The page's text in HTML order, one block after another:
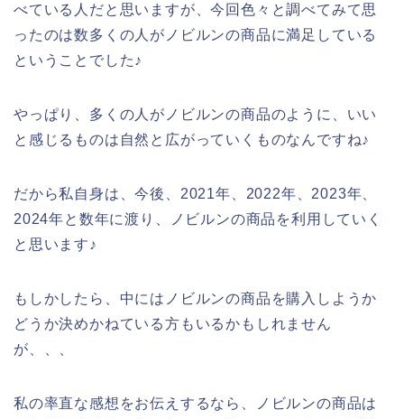
べている人だと思いますが、今回色々と調べてみて思
ったのは数多くの人がノビルンの商品に満足している
ということでした♪
やっぱり、多くの人がノビルンの商品のように、いい
と感じるものは自然と広がっていくものなんですね♪
だから私自身は、今後、2021年、2022年、2023年、
2024年と数年に渡り、ノビルンの商品を利用していく
と思います♪
もしかしたら、中にはノビルンの商品を購入しようか
どうか決めかねている方もいるかもしれません
が、、、
私の率直な感想をお伝えするなら、ノビルンの商品は